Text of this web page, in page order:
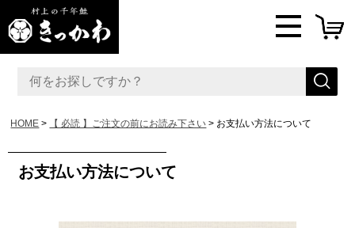
HOME 【 必読 】ご注文の前にお読み下さい お支払い方法について
お支払い方法について